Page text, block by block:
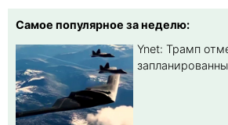
Самое популярное за неделю:
Ynet: Трамп